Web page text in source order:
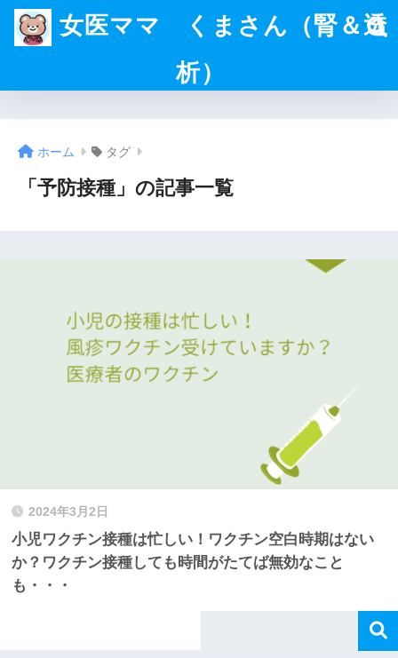
女医ママ くまさん（腎＆透
析）
ホーム タグ
「予防接種」の記事一覧
2024年3月2日
小児ワクチン接種は忙しい！ワクチン空白時期はない
か？ワクチン接種しても時間がたてば無効なこと
も・・・